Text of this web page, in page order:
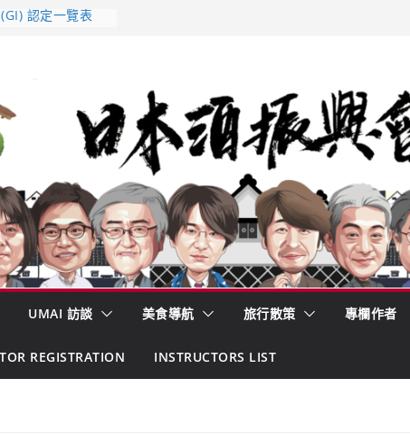
認定一覽表
老酒藏殺入股票
後的密碼
手 – 山形純米大
～ くどき上手
UMAI 訪談 美食導航 旅行散策 專欄作者
REGISTRATION INSTRUCTORS LIST